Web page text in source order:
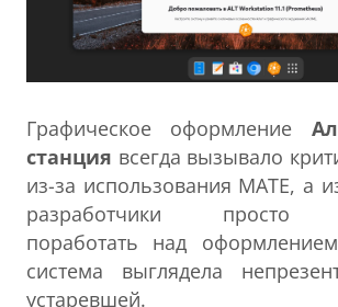
Графическое оформление
станция всегда вызывало
из-за использования MATE, а
разработчики просто
поработать над
система выглядела
устаревшей.